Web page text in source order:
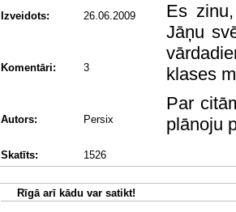
Izveidots: 26.06.2009
Es
Jāņu
klases
Par
plānoju
Komentāri: 3
Autors: Persix
Skatīts: 1526
Rīgā arī kādu var satikt!